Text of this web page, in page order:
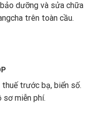
dưỡng và sửa chữa
trên toàn cầu.
trước bạ, biển số.
sơ miễn phí.